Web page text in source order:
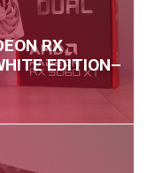
RX
EDITION–